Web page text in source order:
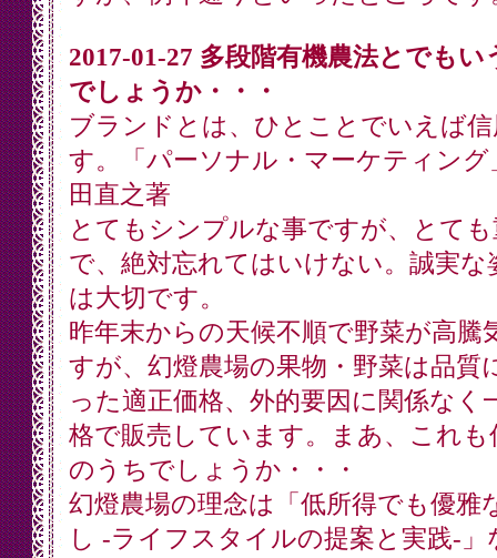
2017-01-27 多段階有機農法とでもい
でしょうか・・・
ブランドとは、ひとことでいえば
す。「パーソナル・マーケティング
田直之著
とてもシンプルな事ですが、とても
で、絶対忘れてはいけない。誠実な
は大切です。
昨年末からの天候不順で野菜が高騰
すが、幻燈農場の果物・野菜は品質
った適正価格、外的要因に関係なく
格で販売しています。まあ、これも
のうちでしょうか・・・
幻燈農場の理念は「低所得でも優雅
し -ライフスタイルの提案と実践-」